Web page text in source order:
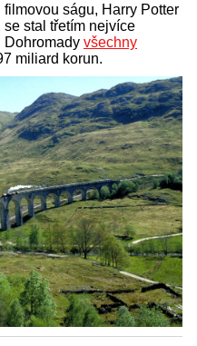
ságu, Harry Potter
stal třetím nejvíce
Dohromady všechny
miliard korun.